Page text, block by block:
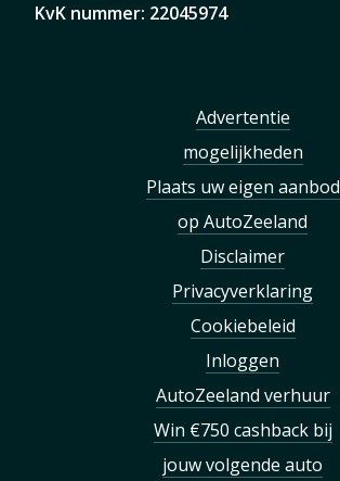
KvK nummer: 22045974
Advertentie
mogelijkheden
Plaats uw eigen aanbod
op AutoZeeland
Disclaimer
Privacyverklaring
Cookiebeleid
Inloggen
AutoZeeland verhuur
Win €750 cashback bij
jouw volgende auto